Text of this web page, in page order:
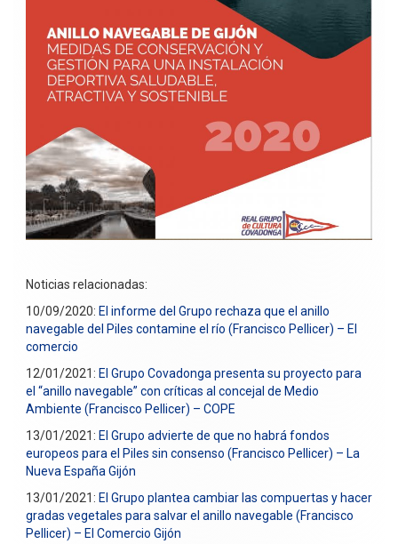
Noticias relacionadas:
10/09/2020: El informe del Grupo rechaza que el anillo
navegable del Piles contamine el río (Francisco Pellicer) – El
comercio
12/01/2021: El Grupo Covadonga presenta su proyecto para
el “anillo navegable” con críticas al concejal de Medio
Ambiente (Francisco Pellicer) – COPE
13/01/2021: El Grupo advierte de que no habrá fondos
europeos para el Piles sin consenso (Francisco Pellicer) – La
Nueva España Gijón
13/01/2021: El Grupo plantea cambiar las compuertas y hacer
gradas vegetales para salvar el anillo navegable (Francisco
Pellicer) – El Comercio Gijón